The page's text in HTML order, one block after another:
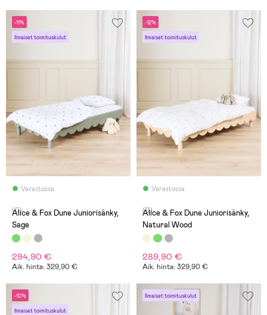
-11%
Ilmaiset toimituskulut
Varastossa
(0)
Alice & Fox Dune Juniorisänky,
Sage
294,90 €
Aik. hinta: 329,90 €
-12%
Ilmaiset toimituskulut
Varastossa
(0)
Alice & Fox Dune Juniorisänky,
Natural Wood
289,90 €
Aik. hinta: 329,90 €
-10%
Ilmaiset toimituskulut
Ilmaiset toimituskulut